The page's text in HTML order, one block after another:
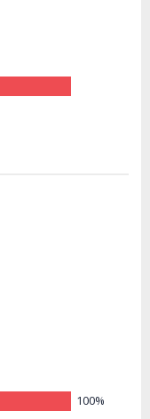
100%